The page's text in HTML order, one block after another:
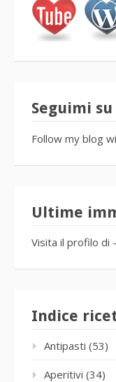
Seguimi
Follow my blog
Ultime
Visita il profilo di
Indice
Antipasti (53)
Aperitivi (34)